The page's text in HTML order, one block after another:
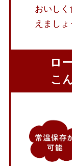
おいしく
えましょ
ロ
こ